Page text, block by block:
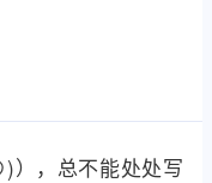
，总不能处处写